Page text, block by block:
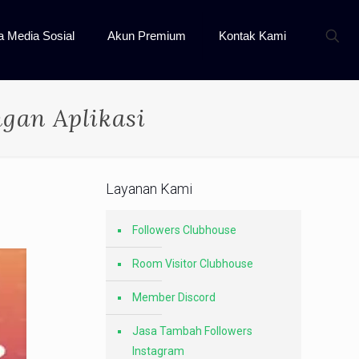
Media Sosial Akun Premium Kontak Kami
Aplikasi
Layanan Kami
Followers Clubhouse
Room Visitor Clubhouse
Member Discord
Jasa Tambah Followers
Instagram